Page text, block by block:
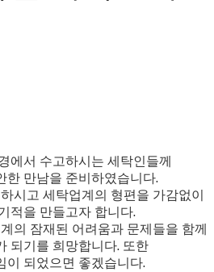
에서 수고하시는 세탁인들께
한 만남을 준비하였습니다.
시고 세탁업계의 형편을 가감없이
적을 만들고자 합니다.
의 잠재된 어려움과 문제들을 함께
되기를 희망합니다. 또한
이 되었으면 좋겠습니다.